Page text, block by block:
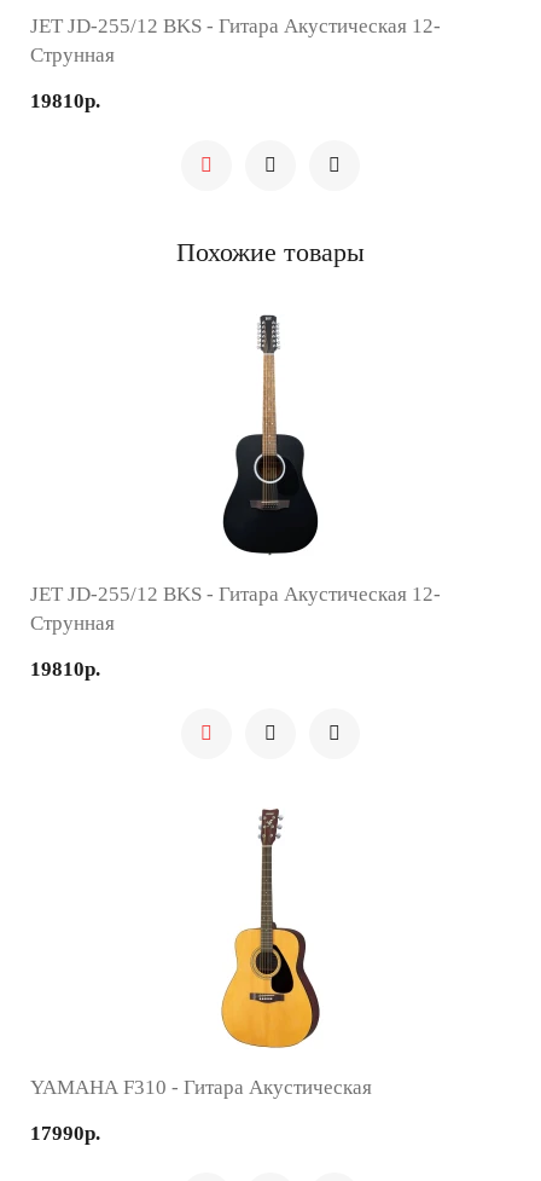
JET JD-255/12 BKS - Гитара Акустическая 12-
Струнная
19810р.
Похожие товары
JET JD-255/12 BKS - Гитара Акустическая 12-
Струнная
19810р.
YAMAHA F310 - Гитара Акустическая
17990р.